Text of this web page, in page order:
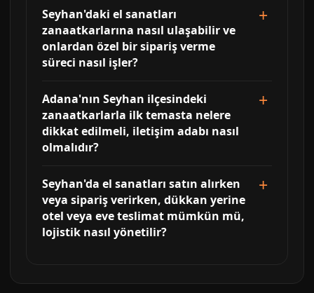
Seyhan'daki el sanatları
zanaatkarlarına nasıl ulaşabilir ve
onlardan özel bir sipariş verme
süreci nasıl işler?
Adana'nın Seyhan ilçesindeki
zanaatkarlarla ilk temasta nelere
dikkat edilmeli, iletişim adabı nasıl
olmalıdır?
Seyhan'da el sanatları satın alırken
veya sipariş verirken, dükkan yerine
otel veya eve teslimat mümkün mü,
lojistik nasıl yönetilir?